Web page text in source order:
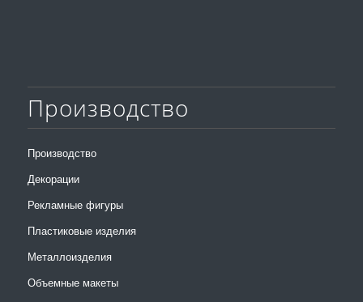
Производство
Производство
Декорации
Рекламные фигуры
Пластиковые изделия
Металлоизделия
Объемные макеты